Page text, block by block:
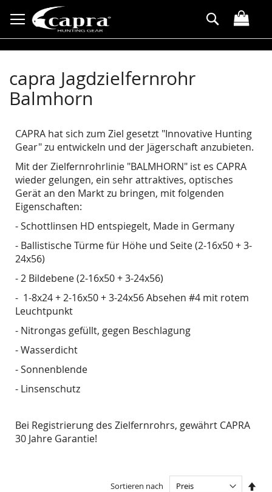
zum
Inhalt
Suche
capra Jagdzielfernrohr
Balmhorn
CAPRA hat sich zum Ziel gesetzt "Innovative Hunting
Gear" zu entwickeln und der Jägerschaft anzubieten.
Mit der Zielfernrohrlinie "BALMHORN" ist es CAPRA
wieder gelungen, ein sehr attraktives, optisches
Gerät an den Markt zu bringen, mit folgenden
Eigenschaften:
- Schottlinsen HD entspiegelt, Made in Germany
- Ballistische Türme für Höhe und Seite (2-16x50 + 3-
24x56)
- 2 Bildebene (2-16x50 + 3-24x56)
- 1-8x24 + 2-16x50 + 3-24x56 Absehen #4 mit rotem
Leuchtpunkt
- Nitrongas gefüllt, gegen Beschlagung
- Wasserdicht
- Sonnenblende
- Linsenschutz
Bei Registrierung des Zielfernrohrs, gewährt CAPRA
30 Jahre Garantie!
Sortieren nach